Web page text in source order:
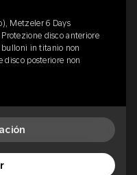
Metzeler 6 Days
disco anteriore
in titanio non
disco posteriore non